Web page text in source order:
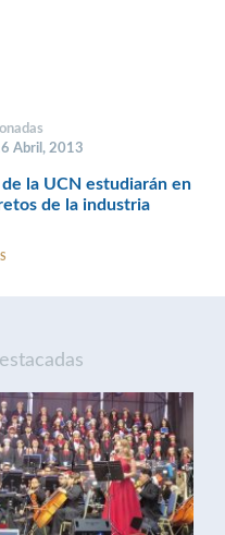
Abril, 2013
la UCN estudiarán en
de la industria